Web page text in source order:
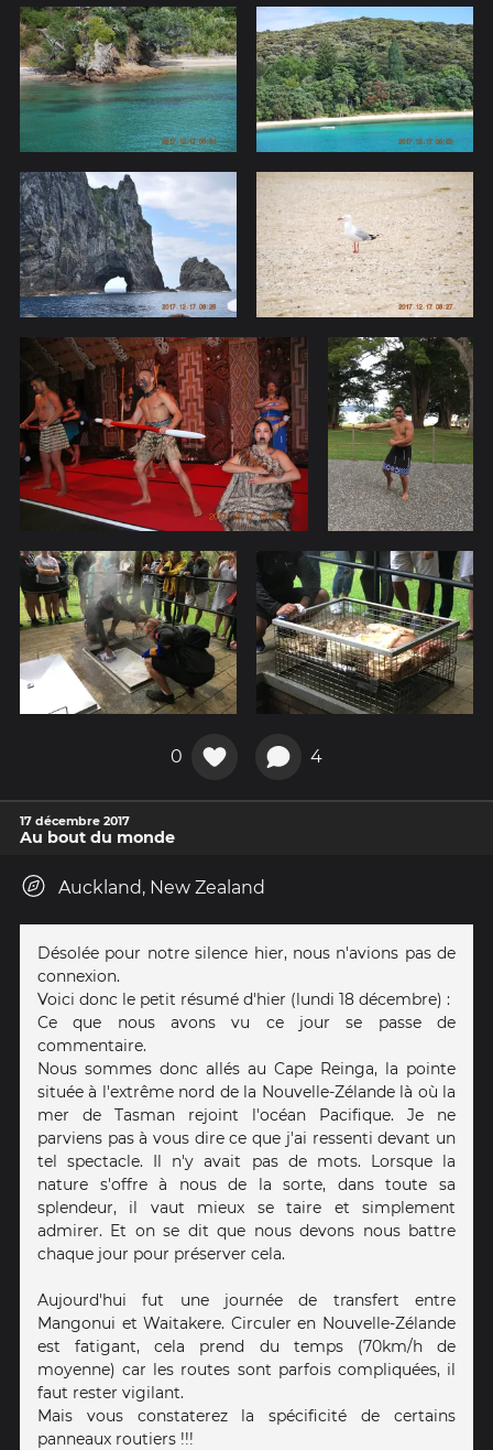
0 4
17 décembre 2017
Au bout du monde
Auckland, New Zealand
Désolée pour notre silence hier, nous n'avions pas de
connexion.
Voici donc le petit résumé d'hier (lundi 18 décembre) :
Ce que nous avons vu ce jour se passe de
commentaire.
Nous sommes donc allés au Cape Reinga, la pointe
située à l'extrême nord de la Nouvelle-Zélande là où la
mer de Tasman rejoint l'océan Pacifique. Je ne
parviens pas à vous dire ce que j'ai ressenti devant un
tel spectacle. Il n'y avait pas de mots. Lorsque la
nature s'offre à nous de la sorte, dans toute sa
splendeur, il vaut mieux se taire et simplement
admirer. Et on se dit que nous devons nous battre
chaque jour pour préserver cela.
Aujourd'hui fut une journée de transfert entre
Mangonui et Waitakere. Circuler en Nouvelle-Zélande
est fatigant, cela prend du temps (70km/h de
moyenne) car les routes sont parfois compliquées, il
faut rester vigilant.
Mais vous constaterez la spécificité de certains
panneaux routiers !!!